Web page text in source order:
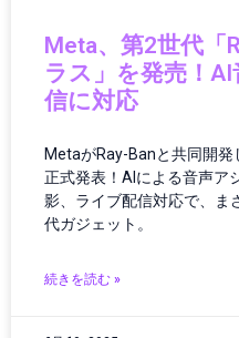
エネルギーテクノロ
エネルギー技術
エレクトロニクス
オーディオ
オーディオ・ヘッド
オーディオ機器
オペレーション
カー／モバイルアク
Meta、第2世代「
ラス」を発売！
信に対応
MetaがRay-Banと共同開
正式発表！AIによる音声ア
影、ライブ配信対応で、ま
代ガジェット。
続きを読む »